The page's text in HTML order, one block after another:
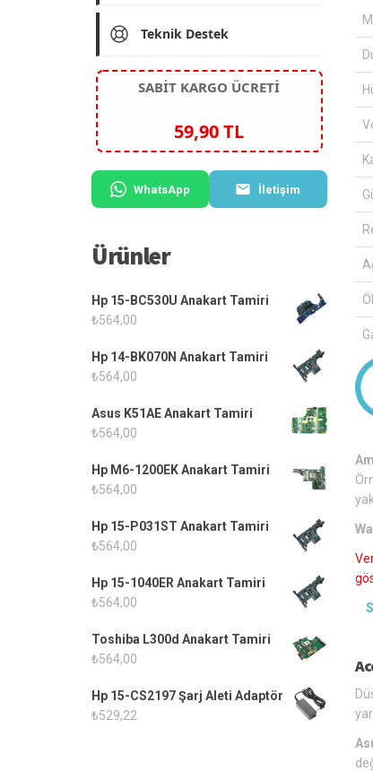
Teknik Destek
SABİT KARGO ÜCRETİ
59,90 TL
WhatsApp İletişim
Ürünler
Hp 15-BC530U Anakart Tamiri
₺564,00
Hp 14-BK070N Anakart Tamiri
₺564,00
Asus K51AE Anakart Tamiri
₺564,00
Hp M6-1200EK Anakart Tamiri
₺564,00
Hp 15-P031ST Anakart Tamiri
₺564,00
Hp 15-1040ER Anakart Tamiri
₺564,00
Toshiba L300d Anakart Tamiri
₺564,00
Hp 15-CS2197 Şarj Aleti Adaptör
₺529,22